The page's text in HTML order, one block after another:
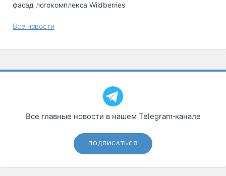
фасад логокомплекса Wildberries
Все новости
Все главные новости в нашем Telegram‑канале
ПОДПИСАТЬСЯ